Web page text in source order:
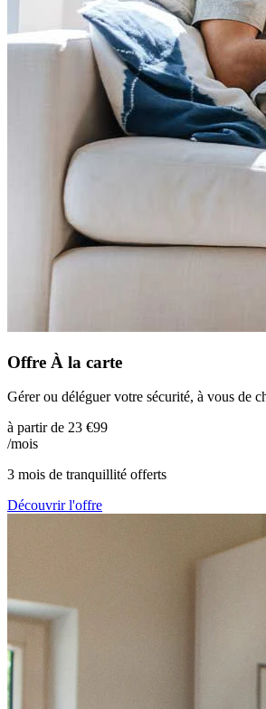
Offre À la carte
Gérer ou déléguer votre sécurité, à vous de
à partir de 23 €99
/mois
3 mois de tranquillité offerts
Découvrir l'offre